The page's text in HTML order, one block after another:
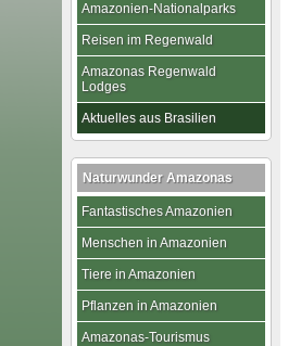
Amazonien-Nationalparks
Reisen im Regenwald
Amazonas Regenwald
Lodges
Aktuelles aus Brasilien
Naturwunder Amazonas
Fantastisches Amazonien
Menschen in Amazonien
Tiere in Amazonien
Pflanzen in Amazonien
Amazonas-Tourismus